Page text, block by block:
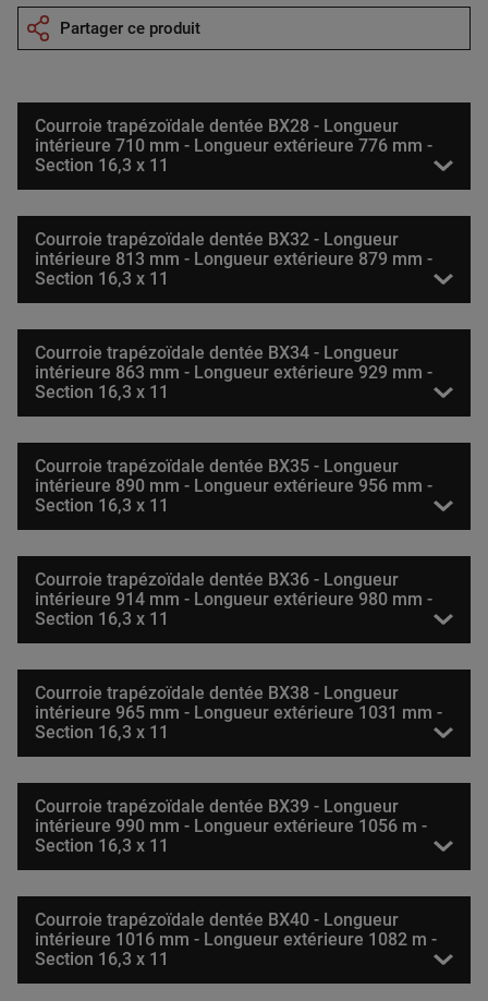
Partager ce produit
Courroie trapézoïdale dentée BX28 - Longueur
intérieure 710 mm - Longueur extérieure 776 mm -
Section 16,3 x 11
Courroie trapézoïdale dentée BX32 - Longueur
intérieure 813 mm - Longueur extérieure 879 mm -
Section 16,3 x 11
Courroie trapézoïdale dentée BX34 - Longueur
intérieure 863 mm - Longueur extérieure 929 mm -
Section 16,3 x 11
Courroie trapézoïdale dentée BX35 - Longueur
intérieure 890 mm - Longueur extérieure 956 mm -
Section 16,3 x 11
Courroie trapézoïdale dentée BX36 - Longueur
intérieure 914 mm - Longueur extérieure 980 mm -
Section 16,3 x 11
Courroie trapézoïdale dentée BX38 - Longueur
intérieure 965 mm - Longueur extérieure 1031 mm -
Section 16,3 x 11
Courroie trapézoïdale dentée BX39 - Longueur
intérieure 990 mm - Longueur extérieure 1056 m -
Section 16,3 x 11
Courroie trapézoïdale dentée BX40 - Longueur
intérieure 1016 mm - Longueur extérieure 1082 m -
Section 16,3 x 11